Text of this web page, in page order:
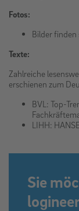
Fotos:
Bilder finden
Texte:
Zahlreiche
erschienen zum
BVL: Top-
LIHH:
Sie